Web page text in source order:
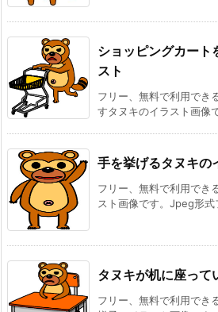
ショッピングカート
スト
フリー、無料で利用でき
すタヌキのイラスト画像
手を挙げるタヌキの
フリー、無料で利用でき
スト画像です。Jpeg形式
タヌキが机に座って
フリー、無料で利用でき